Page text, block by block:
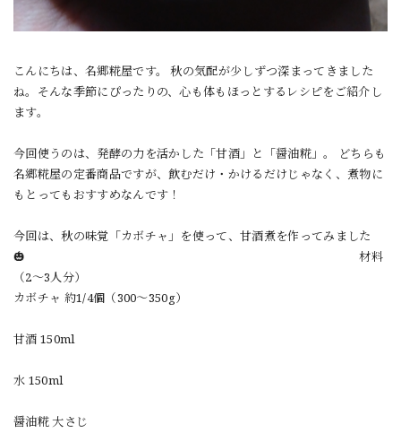
こんにちは、名郷糀屋です。 秋の気配が少しずつ深まってきました
ね。そんな季節にぴったりの、心も体もほっとするレシピをご紹介し
ます。
今回使うのは、発酵の力を活かした「甘酒」と「醤油糀」。 どちらも
名郷糀屋の定番商品ですが、飲むだけ・かけるだけじゃなく、煮物に
もとってもおすすめなんです！
今回は、秋の味覚「カボチャ」を使って、甘酒煮を作ってみました
🎃 材料
（2〜3人分）
カボチャ 約1/4個（300〜350g）
甘酒 150ml
水 150ml
醤油糀 大さじ